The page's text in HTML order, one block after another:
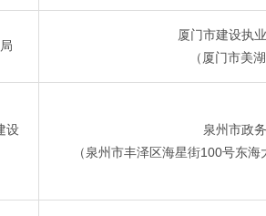
厦门市建设执
（厦门市美
设
泉州市政
（泉州市丰泽区海星街100号东